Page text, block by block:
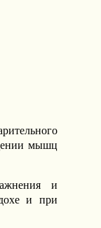
мышц
и
и при